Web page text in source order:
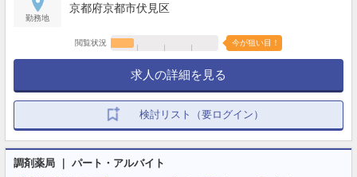
勤務地
京都府京都市伏見区
閲覧状況 今が狙い目！
求人の詳細を見る
検討リスト（要ログイン）
調剤薬局 ｜ パート・アルバイト